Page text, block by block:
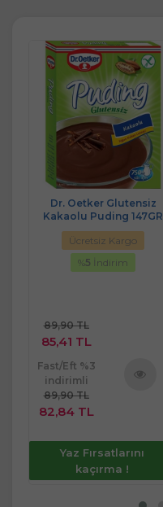
Dr. Oetker Glutensiz
Kakaolu Puding 147GR
Ücretsiz Kargo
%5 İndirim
89,90 TL
85,41 TL
Fast/Eft %3
indirimli
89,90 TL
82,84 TL
Yaz Fırsatlarını
kaçırma !